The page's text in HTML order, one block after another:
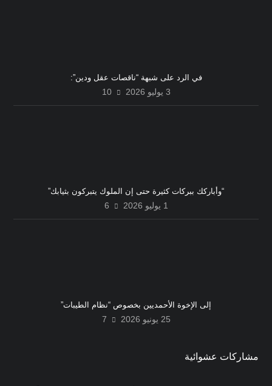
في الرد على شبهة “ناقصات عقل ودين”:
3 يوليو 2026 10
“وأباركك ببركات كثيرة حتى إن الملوك يتبركون بثيابك”
1 يوليو 2026 6
إلى الإخوة الأحمديين بخصوص “نظام الطيبات”
25 يونيو 2026 7
مشاركات عشوائية